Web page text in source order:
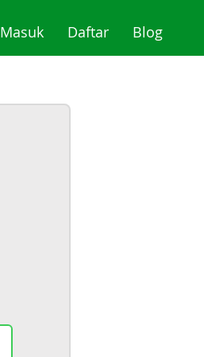
Masuk(current)
Daftar(current)
Blog